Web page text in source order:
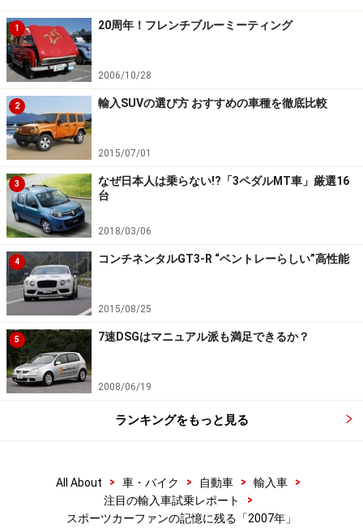
1 20周年！フレンチブルーミーティング
2006/10/28
2 輸入SUVの選び方 おすすめの車種を徹底比較
2015/07/01
3
なぜ日本人は乗らない!?「3ペダルMT車」厳選16
台
2018/03/06
4 コンチネンタルGT3-R “ベントレーらしい”高性能
2015/08/25
5 7速DSGはマニュアル派も満足できるか？
2008/06/19
ランキングをもっと見る
All About > 車・バイク > 自動車 > 輸入車
>
注目の輸入車試乗レポート
>
スポーツカーファンの記憶に残る「2007年」